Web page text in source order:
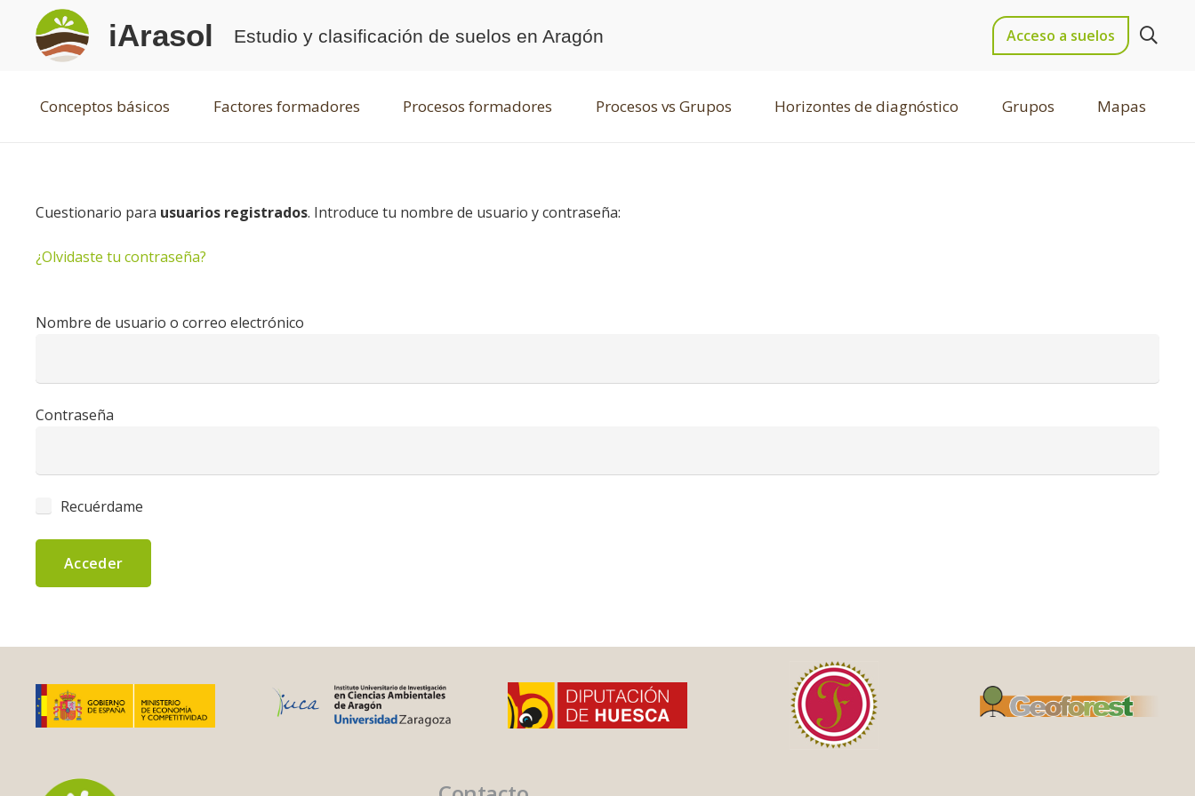
iArasol Estudio y clasificación de suelos en Aragón Acceso a suelos
Conceptos básicos Factores formadores Procesos formadores Procesos vs Grupos Horizontes de diagnóstico Grupos Mapas
Cuestionario para usuarios registrados. Introduce tu nombre de usuario y contraseña:
¿Olvidaste tu contraseña?
Nombre de usuario o correo electrónico
Contraseña
Recuérdame